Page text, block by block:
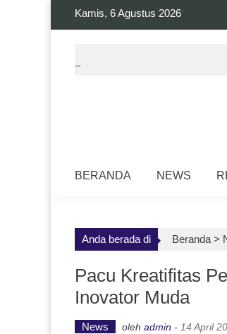
Kamis, 6 Agustus 2026
BERANDA NEWS
Anda berada di Beranda >
Pacu Kreatifitas
Inovator Muda
News oleh admin - 14 April